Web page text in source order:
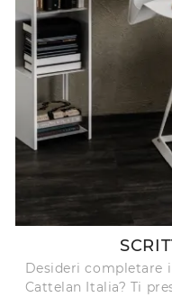
Desideri completare
Cattelan Italia? Ti